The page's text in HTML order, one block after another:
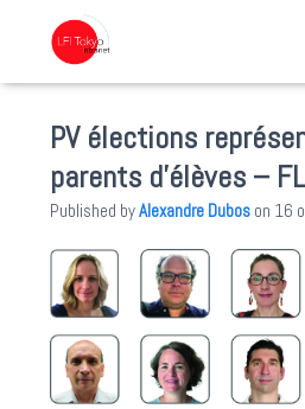
PV élections
parents d’élèves –
Published byAlexandre Dubos on 16